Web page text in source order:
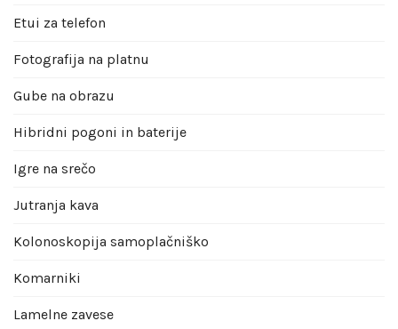
Etui za telefon
Fotografija na platnu
Gube na obrazu
Hibridni pogoni in baterije
Igre na srečo
Jutranja kava
Kolonoskopija samoplačniško
Komarniki
Lamelne zavese